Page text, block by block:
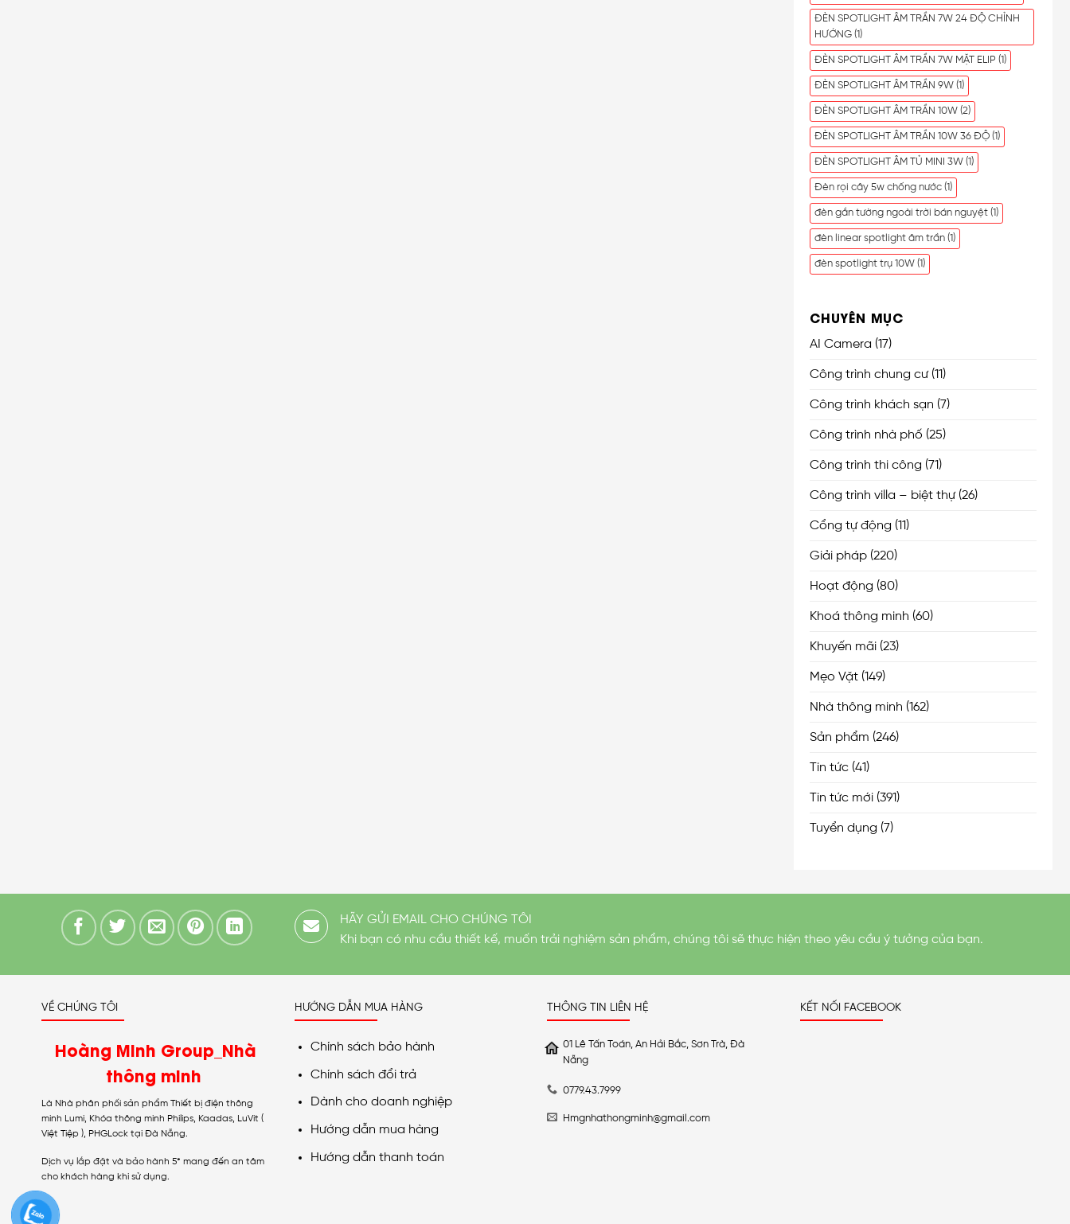
ĐÈN SPOTLIGHT ÂM TRẦN 7W 24 ĐỘ CHỈNH
HƯỚNG (1)
ĐÈN SPOTLIGHT ÂM TRẦN 7W MẶT ELIP (1)
ĐÈN SPOTLIGHT ÂM TRẦN 9W (1)
ĐÈN SPOTLIGHT ÂM TRẦN 10W (2)
ĐÈN SPOTLIGHT ÂM TRẦN 10W 36 ĐỘ (1)
ĐÈN SPOTLIGHT ÂM TỦ MINI 3W (1)
Đèn rọi cây 5w chống nước (1)
đèn gắn tường ngoài trời bán nguyệt (1)
đèn linear spotlight âm trần (1)
đèn spotlight trụ 10W (1)
CHUYÊN MỤC
AI Camera (17)
Công trình chung cư(11)
Công trình khách sạn (7)
Công trình nhà phố (25)
Công trình thi công (71)
Công trình villa – biệt thự(26)
Cổng tự động (11)
Giải pháp (220)
Hoạt động (80)
Khoá thông minh (60)
Khuyến mãi (23)
Mẹo Vặt (149)
Nhà thông minh (162)
Sản phẩm (246)
Tin tức (41)
Tin tức mới (391)
Tuyển dụng (7)
HÃY GỬI EMAIL CHO CHÚNG TÔI
Khi bạn có nhu cầu thiết kế, muốn trải nghiệm sản phẩm, chúng tôi sẽ thực hiện theo yêu cầu ý tưởng của bạn.
VỀ CHÚNG TÔI
Hoàng Minh Group_Nhà
thông minh
Là Nhà phân phối sản phẩm Thiết bị điện thông
minh Lumi, Khóa thông minh Philips, Kaadas, LuVit (
Việt Tiệp ), PHGLock tại Đà Nẵng.
Dịch vụ lắp đặt và bảo hành 5* mang đến an tâm
cho khách hàng khi sử dụng.
HƯỚNG DẪN MUA HÀNG
Chính sách bảo hành
Chính sách đổi trả
Dành cho doanh nghiệp
Hướng dẫn mua hàng
Hướng dẫn thanh toán
THÔNG TIN LIÊN HỆ
01 Lê Tấn Toán, An Hải Bắc, Sơn Trà, Đà
Nẵng
0779.43.7999
Hmgnhathongminh@gmail.com
KẾT NỐI FACEBOOK